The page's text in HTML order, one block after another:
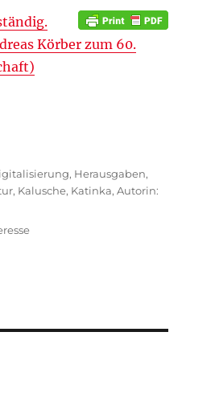
Körber zum 60.
, Herausgaben,
, Kalusche, Katinka,Autorin: